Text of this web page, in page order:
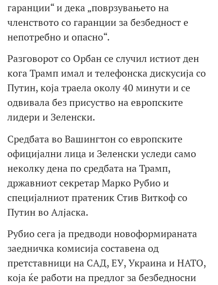
гаранции“ и дека „поврзувањето на
членството со гаранции за безбедност е
непотребно и опасно“.
Разговорот со Орбан се случил истиот ден
кога Трамп имал и телефонска дискусија со
Путин, која траела околу 40 минути и се
одвивала без присуство на европските
лидери и Зеленски.
Средбата во Вашингтон со европските
официјални лица и Зеленски уследи само
неколку дена по средбата на Трамп,
државниот секретар Марко Рубио и
специјалниот пратеник Стив Виткоф со
Путин во Алјаска.
Рубио сега ја предводи новоформираната
заедничка комисија составена од
претставници на САД, ЕУ, Украина и НАТО,
која ќе работи на предлог за безбедносни